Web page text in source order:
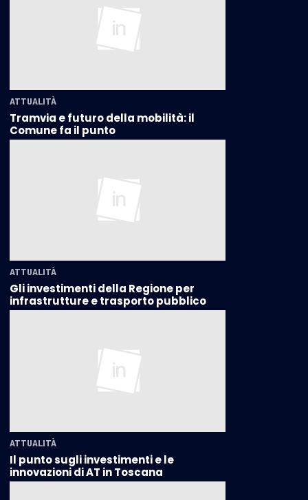
ATTUALITÀ
Tramvia e futuro della mobilità: il
Comune fa il punto
ATTUALITÀ
Gli investimenti della Regione per
infrastrutture e trasporto pubblico
ATTUALITÀ
Il punto sugli investimenti e le
innovazioni di AT in Toscana